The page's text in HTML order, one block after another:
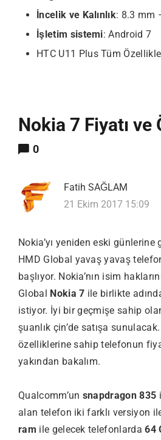
İncelik ve Kalınlık: 8.3 mm
İşletim sistemi: Android 7
HTC U11 Plus Tüm
Nokia 7 Fiyatı
0
Fatih SAĞLAM
21 Ekim 2017 15:09
Nokia’yı yeniden eski günlerine
HMD Global yavaş yavaş
başlıyor. Nokia’nın isim
Global Nokia 7 ile birlikte
istiyor. İyi bir geçmişe sahip
şuanlık çin’de satışa
özelliklerine sahip telefonun
yakından bakalım.
Qualcomm’un snapdragon 835
alan telefon iki farklı versiyon
ram ile gelecek telefonlarda64